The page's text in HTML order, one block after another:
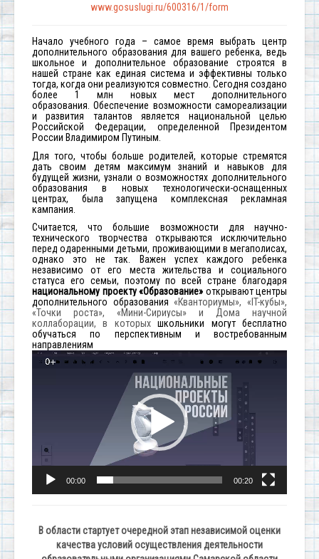
www.gosuslugi.ru/600316/1/form
Начало учебного года – самое время выбрать центр
дополнительного образования для вашего ребенка, ведь
школьное и дополнительное образование строятся в
нашей стране как единая система и эффективны только
тогда, когда они реализуются совместно. Сегодня создано
более 1 млн новых мест дополнительного
образования. Обеспечение возможности самореализации
и развития талантов является национальной целью
Российской Федерации, определенной Президентом
России Владимиром Путиным.
Для того, чтобы больше родителей, которые стремятся
дать своим детям максимум знаний и навыков для
будущей жизни, узнали о возможностях дополнительного
образования в новых технологически-оснащенных
центрах, была запущена комплексная рекламная
кампания.
Считается, что большие возможности для научно-
технического творчества открываются исключительно
перед одаренными детьми, проживающими в мегаполисах,
однако это не так. Важен успех каждого ребенка
независимо от его места жительства и социального
статуса его семьи, поэтому по всей стране благодаря
национальному проекту «Образование» открывают центры
дополнительного образования«Кванториумы», «IT-кубы»,
«Точки роста», «Мини-Сириусы» и Дома научной
коллаборации, в которыхшкольники могут бесплатно
обучаться по перспективным и востребованным
направлениям
00:00 00:20
В области стартует очередной этап независимой оценки
качества условий осуществления деятельности